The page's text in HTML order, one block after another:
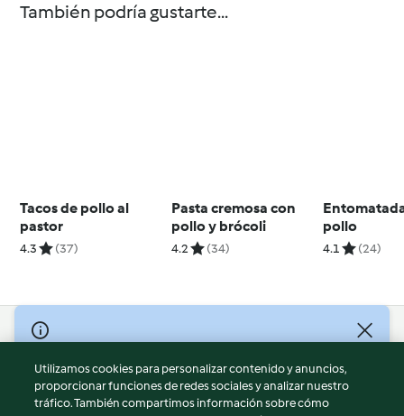
También podría gustarte...
Tacos de pollo al
pastor
4.3 (37)
Pasta cremosa con
pollo y brócoli
4.2 (34)
pollo
4.1 (24)
© Copyright 2026
Términos de uso
Política de privacidad
Utilizamos cookies para personalizar contenido y anuncios,
proporcionar funciones de redes sociales y analizar nuestro
tráfico. También compartimos información sobre cómo